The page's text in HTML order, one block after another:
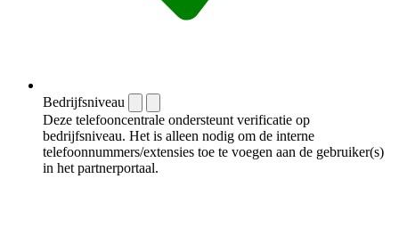
Bedrijfsniveau
Deze telefooncentrale ondersteunt verificatie op
bedrijfsniveau. Het is alleen nodig om de interne
telefoonnummers/extensies toe te voegen aan de gebruiker(s)
in het partnerportaal.